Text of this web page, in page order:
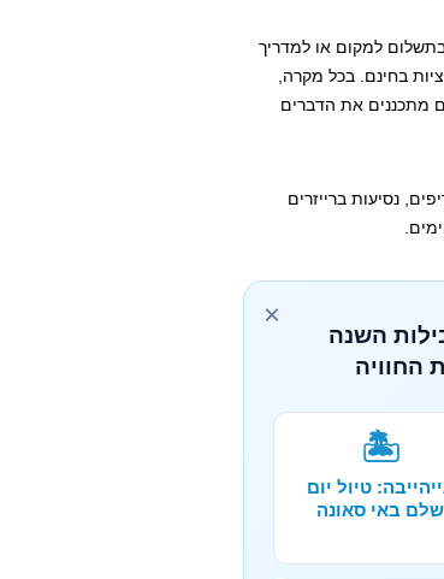
בתשלום למקום או למדריך
בחינם. בכל מקרה,
מתכננים את הדברים
נסיעות ברייזרים
×
השנה
החוויה
🏝️
טיול יום
שלם באי סאונה